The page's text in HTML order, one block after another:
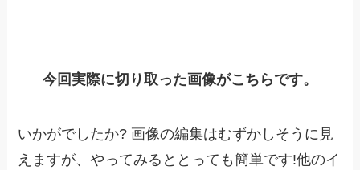
今回実際に切り取った画像がこちらです。
いかがでしたか? 画像の編集はむずかしそうに見
えますが、やってみるととっても簡単です!他のイ